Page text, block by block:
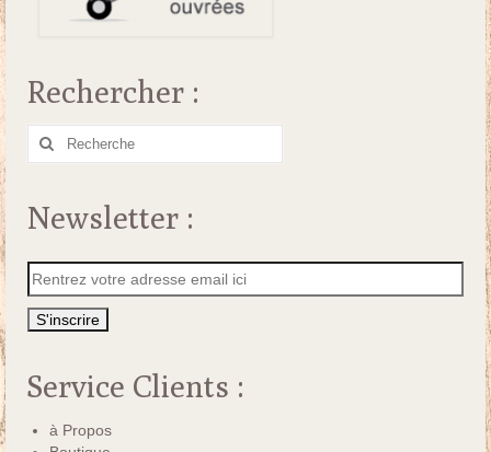
Rechercher :
Rechercher
Newsletter :
Service Clients :
à Propos